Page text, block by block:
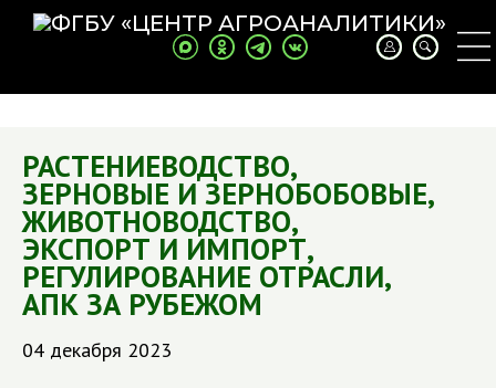
РАСТЕНИЕВОДСТВО,
ЗЕРНОВЫЕ И ЗЕРНОБОБОВЫЕ,
ЖИВОТНОВОДСТВО,
ЭКСПОРТ И ИМПОРТ,
РЕГУЛИРОВАНИЕ ОТРАСЛИ,
АПК ЗА РУБЕЖОМ
04 декабря 2023